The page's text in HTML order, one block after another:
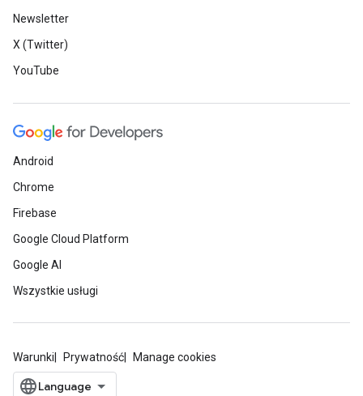
Newsletter
X (Twitter)
YouTube
Android
Chrome
Firebase
Google Cloud Platform
Google AI
Wszystkie usługi
Warunki Prywatność Manage cookies